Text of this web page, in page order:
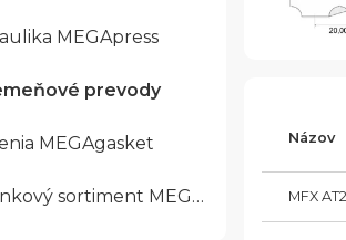
MEGApress
prevody
MEGAgasket
Doplnkový sortiment MEGAtrade
Názov
MFX